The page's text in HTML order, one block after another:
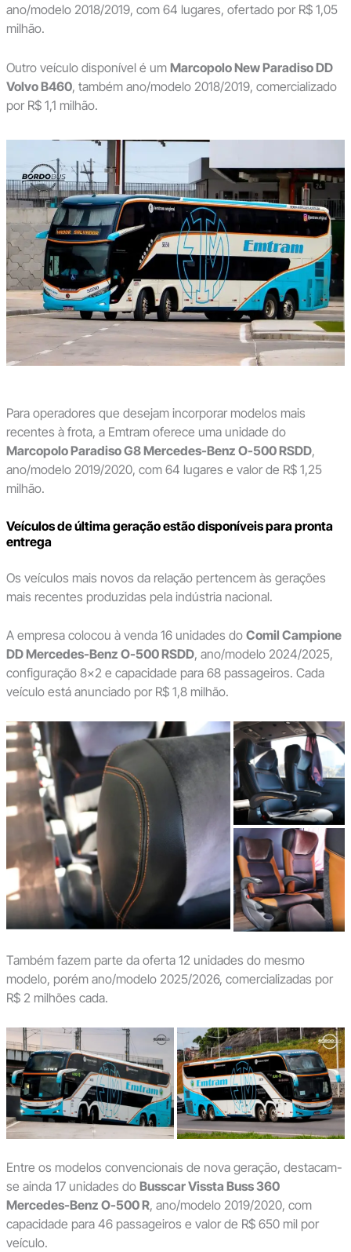
ano/modelo 2018/2019, com 64 lugares, ofertado por R$ 1,05
milhão.
Outro veículo disponível é um Marcopolo New Paradiso DD
Volvo B460, também ano/modelo 2018/2019, comercializado
por R$ 1,1 milhão.
Para operadores que desejam incorporar modelos mais
recentes à frota, a Emtram oferece uma unidade do
Marcopolo Paradiso G8 Mercedes-Benz O-500 RSDD,
ano/modelo 2019/2020, com 64 lugares e valor de R$ 1,25
milhão.
Veículos de última geração estão disponíveis para pronta
entrega
Os veículos mais novos da relação pertencem às gerações
mais recentes produzidas pela indústria nacional.
A empresa colocou à venda 16 unidades do Comil Campione
DD Mercedes-Benz O-500 RSDD, ano/modelo 2024/2025,
configuração 8×2 e capacidade para 68 passageiros. Cada
veículo está anunciado por R$ 1,8 milhão.
Também fazem parte da oferta 12 unidades do mesmo
modelo, porém ano/modelo 2025/2026, comercializadas por
R$ 2 milhões cada.
Entre os modelos convencionais de nova geração, destacam-
se ainda 17 unidades do Busscar Vissta Buss 360
Mercedes-Benz O-500 R, ano/modelo 2019/2020, com
capacidade para 46 passageiros e valor de R$ 650 mil por
veículo.